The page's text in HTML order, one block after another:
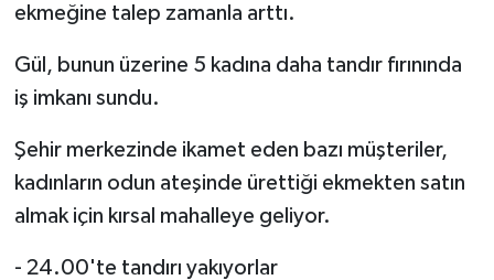
ekmeğine talep zamanla arttı.
Gül, bunun üzerine 5 kadına daha tandır fırınında
iş imkanı sundu.
Şehir merkezinde ikamet eden bazı müşteriler,
kadınların odun ateşinde ürettiği ekmekten satın
almak için kırsal mahalleye geliyor.
- 24.00'te tandırı yakıyorlar